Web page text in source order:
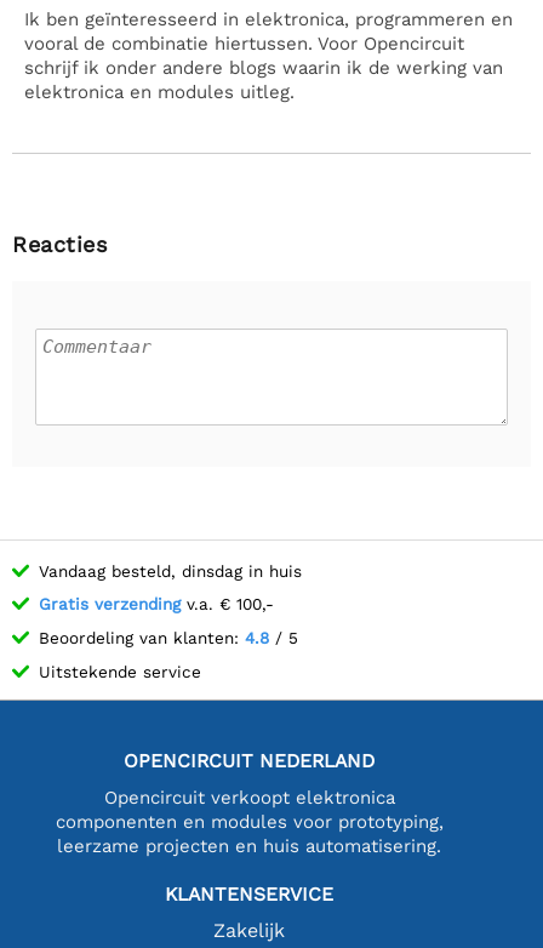
Ik ben geïnteresseerd in elektronica, programmeren en
vooral de combinatie hiertussen. Voor Opencircuit
schrijf ik onder andere blogs waarin ik de werking van
elektronica en modules uitleg.
Reacties
Vandaag besteld, dinsdag in huis
Gratis verzendingv.a. € 100,-
Beoordeling van klanten: 4.8 / 5
Uitstekende service
OPENCIRCUIT NEDERLAND
Opencircuit verkoopt elektronica
componenten en modules voor prototyping,
leerzame projecten en huis automatisering.
KLANTENSERVICE
Zakelijk